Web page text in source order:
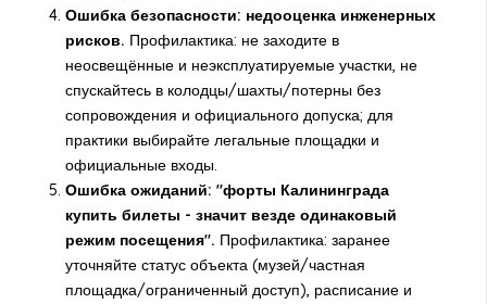
Ошибка безопасности: недооценка инженерных
рисков. Профилактика: не заходите в
неосвещённые и неэксплуатируемые участки, не
спускайтесь в колодцы/шахты/потерны без
сопровождения и официального допуска; для
практики выбирайте легальные площадки и
официальные входы.
Ошибка ожиданий: "форты Калининграда
купить билеты - значит везде одинаковый
режим посещения". Профилактика: заранее
уточняйте статус объекта (музей/частная
площадка/ограниченный доступ), расписание и